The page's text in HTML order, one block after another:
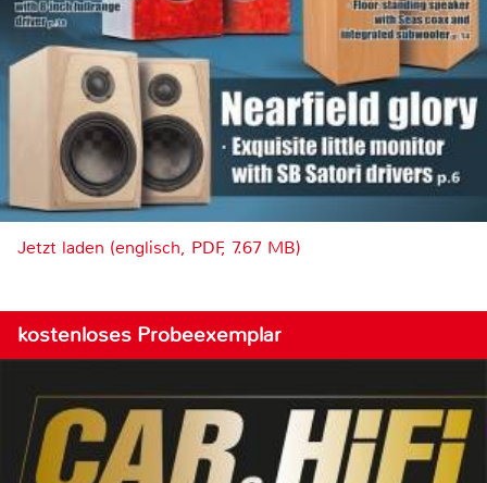
Jetzt laden (englisch, PDF, 7.67 MB)
kostenloses Probeexemplar